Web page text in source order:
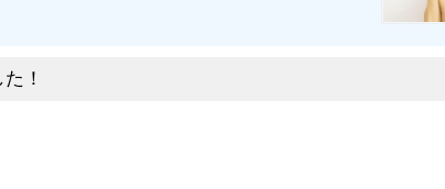
！